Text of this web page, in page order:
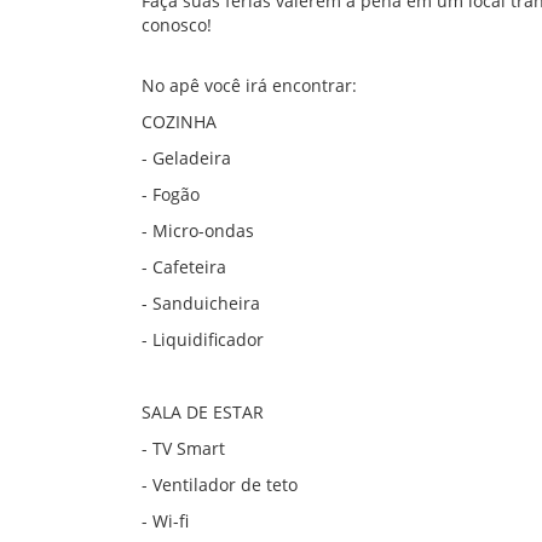
conosco!
No apê você irá encontrar:
COZINHA
- Geladeira
- Fogão
- Micro-ondas
- Cafeteira
- Sanduicheira
- Liquidificador
SALA DE ESTAR
- TV Smart
- Ventilador de teto
- Wi-fi